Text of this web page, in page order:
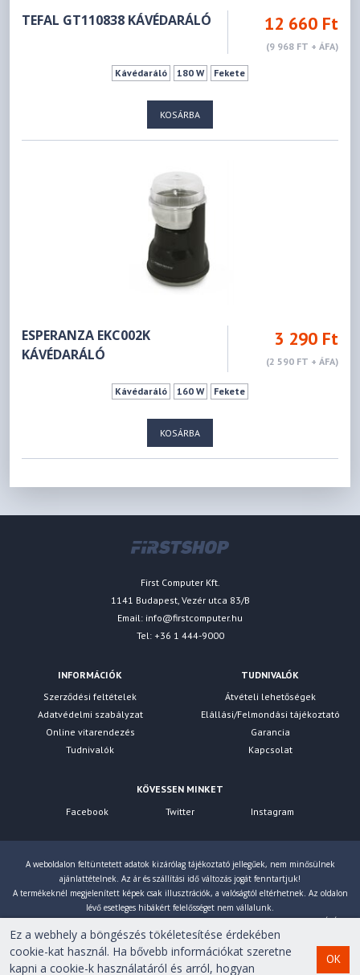
TEFAL GT110838 KÁVÉDARÁLÓ 12 660 Ft
(9 968 FT + ÁFA)
Kávédaráló 180 W Fekete
KOSÁRBA
ESPERANZA EKC002K
KÁVÉDARÁLÓ
3 290 Ft
(2 590 FT + ÁFA)
Kávédaráló 160 W Fekete
KOSÁRBA
First Computer Kft.
1141 Budapest, Vezér utca 83/B
Email: info@firstcomputer.hu
Tel: +36 1 444-9000
INFORMÁCIÓK
Szerződési feltételek
Adatvédelmi szabályzat
Online vitarendezés
Tudnivalók
TUDNIVALÓK
Átvételi lehetőségek
Elállási/Felmondási tájékoztató
Garancia
Kapcsolat
KÖVESSEN MINKET
Facebook
Twitter Instagram
A weboldalon feltüntetett adatok kizárólag tájékoztató jellegűek, nem minősülnek
ajánlattételnek. Az ár és szállítási idő változás jogát fenntartjuk!
A termékeknél megjelenített képek csak illusztrációk, a valóságtól eltérhetnek. Az oldalon
lévő esetleges hibákért felelősséget nem vállalunk.
számoljuk!
Ez a webhely a böngészés tökéletesítése érdekében
cookie-kat használ. Ha bővebb információkat szeretne
kapni a cookie-k használatáról és arról, hogyan
OK